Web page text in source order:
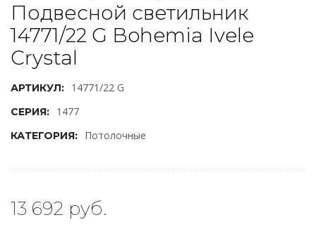
Подвесной светильник
14771/22 G Bohemia Ivele
Crystal
АРТИКУЛ: 14771/22 G
СЕРИЯ: 1477
КАТЕГОРИЯ: Потолочные
13 692 руб.